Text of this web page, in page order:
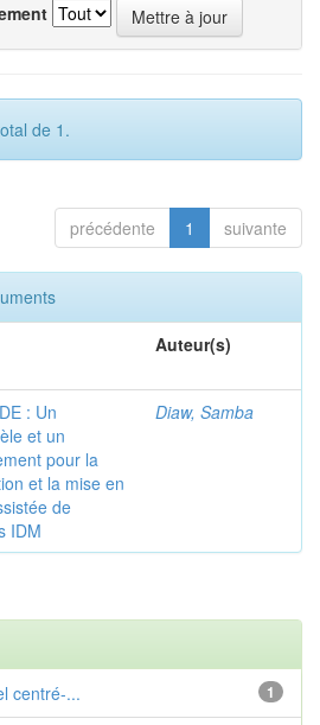
de 1.
précédente 1 suivante
Auteur(s)
: Un
et un
pour la
et la mise en
de
IDM
Diaw, Samba
1
centré-...